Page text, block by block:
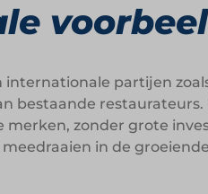
partijen
bestaande
zonder grote
in de